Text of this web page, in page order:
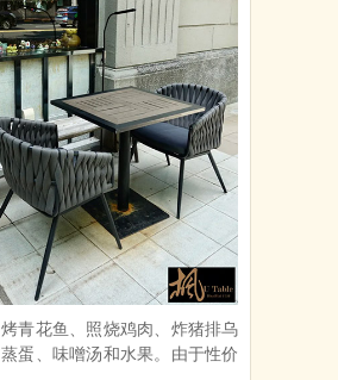
青花鱼、照烧鸡肉、炸猪排乌
蛋、味噌汤和水果。由于性价